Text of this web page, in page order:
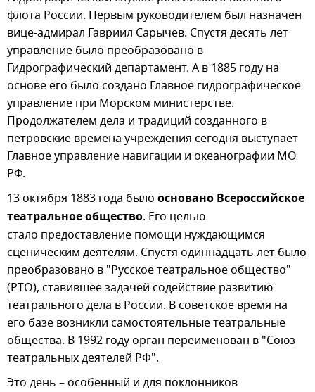
флота России. Первым руководителем был назначен
вице-адмирал Гавриил Сарычев. Спустя десять лет
управление было преобразовано в
Гидрографический департамент. А в 1885 году на
основе его было создано Главное гидрографическое
управление при Морском министерстве.
Продолжателем дела и традиций созданного в
петровские времена учреждения сегодня выступает
Главное управление навигации и океанографии МО
РФ.
13 октября 1883 года было основано Всероссийское
театральное общество. Его целью
стало предоставление помощи нуждающимся
сценическим деятелям. Спустя одиннадцать лет было
преобразовано в "Русское театральное общество"
(РТО), ставившее задачей содействие развитию
театрального дела в России. В советское время на
его базе возникли самостоятельные театральные
общества. В 1992 году орган переименован в "Союз
театральных деятелей РФ".
Это день – особенный и для поклонников